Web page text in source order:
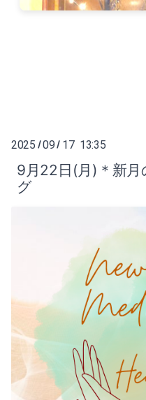
2025 /09 / 17 13:35
9月22日(月)＊新
グ